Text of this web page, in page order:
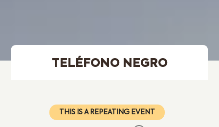
TELÉFONO NEGRO
THIS IS A REPEATING EVENT